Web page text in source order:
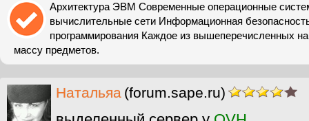
Архитектура ЭВМ Современные операционные
вычислительные сети Информационная
программирования Каждое из вышеперечисленных
массу предметов.
Натальяа (forum.sape.ru)